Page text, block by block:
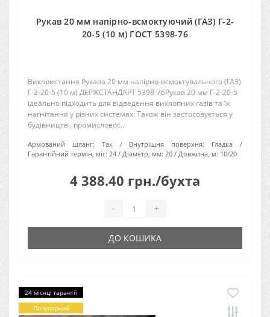
Рукав 20 мм напірно-всмоктуючий (ГАЗ) Г-2-
20-5 (10 м) ГОСТ 5398-76
Використання Рукава 20 мм напірно-всмоктувального (ГАЗ)
Г-2-20-5 (10 м) ДЕРЖСТАНДАРТ 5398-76Рукав 20 мм Г-2-20-5
ідеально підходить для відведення вихлопних газів та їх
нагнітання у різних системах. Також він застосовується у
будівництві, промисловос..
Армований шланг: Так Внутрішня поверхня:
Гладка
Гарантійний термін, міс: 24 Діаметр, мм: 20 Довжина, м: 10/20
4 388.40 грн./бухта
- +
ДО КОШИКА
24 місяці гарантії
Популярний